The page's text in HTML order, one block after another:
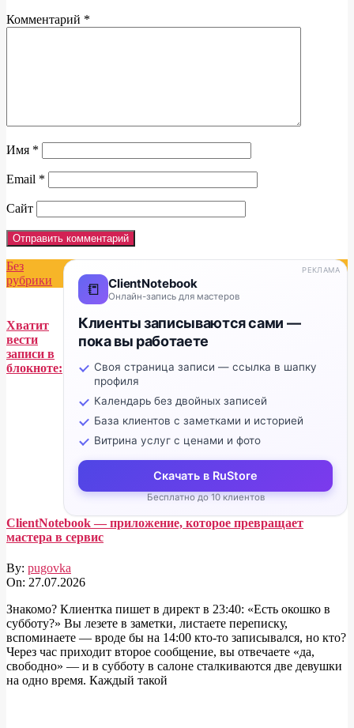
Комментарий *
Имя *
Email *
Сайт
📒 ClientNotebook
Онлайн-запись для мастеров
Клиенты записываются сами —
пока вы работаете
Своя страница записи — ссылка в шапку
профиля
Календарь без двойных записей
База клиентов с заметками и историей
Витрина услуг с ценами и фото
Скачать в RuStore
Бесплатно до 10 клиентов
РЕКЛАМА
Без
рубрики
Хватит
вести
записи в
блокноте:
ClientNotebook — приложение, которое превращает
мастера в сервис
By: pugovka
On: 27.07.2026
Знакомо? Клиентка пишет в директ в 23:40: «Есть окошко в
субботу?» Вы лезете в заметки, листаете переписку,
вспоминаете — вроде бы на 14:00 кто-то записывался, но кто?
Через час приходит второе сообщение, вы отвечаете «да,
свободно» — и в субботу в салоне сталкиваются две девушки
на одно время. Каждый такой